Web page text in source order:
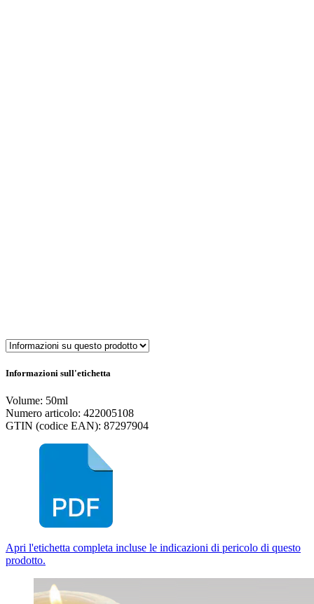
Informazioni sull'etichetta
Volume: 50ml
Numero articolo: 422005108
GTIN (codice EAN): 87297904
Apri l'etichetta completa incluse le indicazioni di pericolo di questo
prodotto.